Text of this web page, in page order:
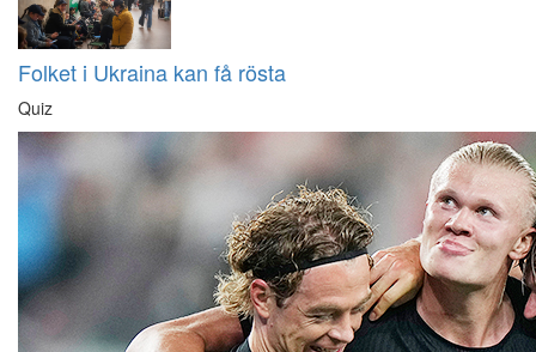
Folket i Ukraina kan få rösta
Quiz